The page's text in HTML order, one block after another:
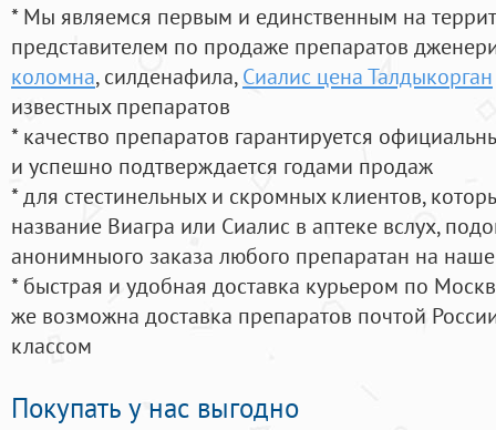
* Мы являемся первым и единственным на
представителем по продаже препаратов
коломна, силденафила, Сиалис цена Талдыкорган
известных препаратов
* качество препаратов гарантируется
и успешно подтверждается годами продаж
* для стестинельных и скромных клиентов,
название Виагра или Сиалис в аптеке вслух,
анонимныого заказа любого препаратан на
* быстрая и удобная доставка курьером по
же возможна доставка препаратов почтой
классом
Покупать у нас выгодно